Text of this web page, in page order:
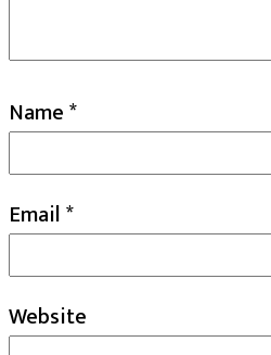
Name*
Email*
Website